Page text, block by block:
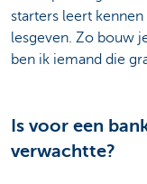
starters leert kennen
lesgeven. Zo bouw
ben ik iemand die
Is voor een
verwachtte?